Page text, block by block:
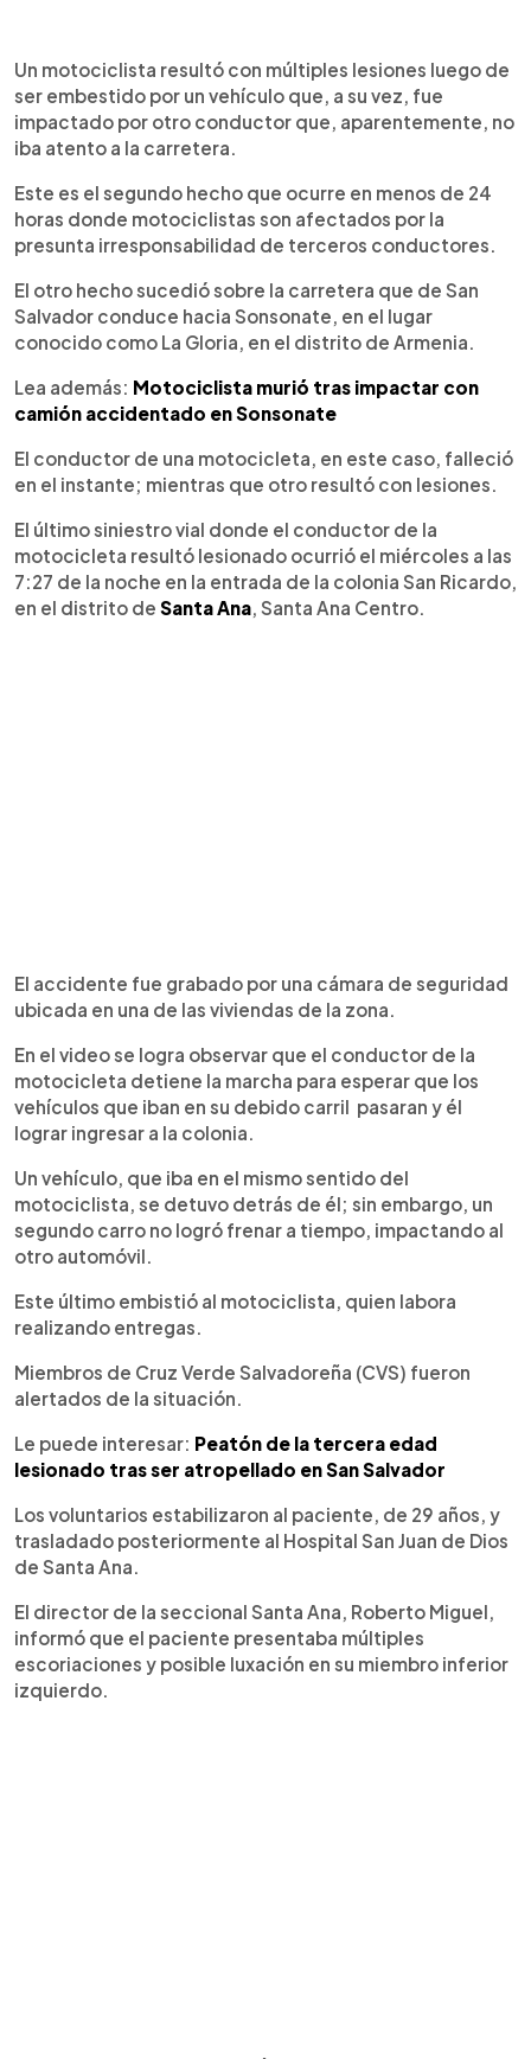
Escuchar artículo
Un motociclista resultó con múltiples lesiones luego de
ser embestido por un vehículo que, a su vez, fue
impactado por otro conductor que, aparentemente, no
iba atento a la carretera.
Este es el segundo hecho que ocurre en menos de 24
horas donde motociclistas son afectados por la
presunta irresponsabilidad de terceros conductores.
El otro hecho sucedió sobre la carretera que de San
Salvador conduce hacia Sonsonate, en el lugar
conocido como La Gloria, en el distrito de Armenia.
Lea además: Motociclista murió tras impactar con
camión accidentado en Sonsonate
El conductor de una motocicleta, en este caso, falleció
en el instante; mientras que otro resultó con lesiones.
El último siniestro vial donde el conductor de la
motocicleta resultó lesionado ocurrió el miércoles a las
7:27 de la noche en la entrada de la colonia San Ricardo,
en el distrito de Santa Ana , Santa Ana Centro.
El accidente fue grabado por una cámara de seguridad
ubicada en una de las viviendas de la zona.
En el video se logra observar que el conductor de la
motocicleta detiene la marcha para esperar que los
vehículos que iban en su debido carril pasaran y él
lograr ingresar a la colonia.
Un vehículo, que iba en el mismo sentido del
motociclista, se detuvo detrás de él; sin embargo, un
segundo carro no logró frenar a tiempo, impactando al
otro automóvil.
Este último embistió al motociclista, quien labora
realizando entregas.
Miembros de Cruz Verde Salvadoreña (CVS) fueron
alertados de la situación.
Le puede interesar: Peatón de la tercera edad
lesionado tras ser atropellado en San Salvador
Los voluntarios estabilizaron al paciente, de 29 años, y
trasladado posteriormente al Hospital San Juan de Dios
de Santa Ana.
El director de la seccional Santa Ana, Roberto Miguel,
informó que el paciente presentaba múltiples
escoriaciones y posible luxación en su miembro inferior
izquierdo.